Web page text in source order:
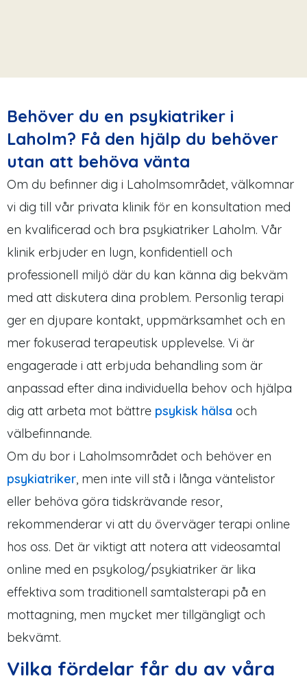
Behöver du en psykiatriker i
Laholm? Få den hjälp du behöver
utan att behöva vänta
Om du befinner dig i Laholmsområdet, välkomnar
vi dig till vår privata klinik för en konsultation med
en kvalificerad och bra psykiatriker Laholm. Vår
klinik erbjuder en lugn, konfidentiell och
professionell miljö där du kan känna dig bekväm
med att diskutera dina problem. Personlig terapi
ger en djupare kontakt, uppmärksamhet och en
mer fokuserad terapeutisk upplevelse. Vi är
engagerade i att erbjuda behandling som är
anpassad efter dina individuella behov och hjälpa
dig att arbeta mot bättre psykisk hälsa och
välbefinnande.
Om du bor i Laholmsområdet och behöver en
psykiatriker, men inte vill stå i långa väntelistor
eller behöva göra tidskrävande resor,
rekommenderar vi att du överväger terapi online
hos oss. Det är viktigt att notera att videosamtal
online med en psykolog/psykiatriker är lika
effektiva som traditionell samtalsterapi på en
mottagning, men mycket mer tillgängligt och
bekvämt.
Vilka fördelar får du av våra